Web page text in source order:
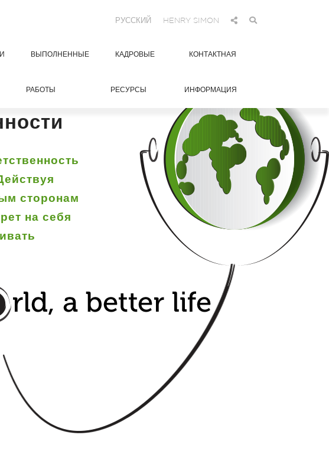
РУССКИЙ HENRY SIMON
ВЫПОЛНЕННЫЕ
РАБОТЫ
КАДРОВЫЕ
РЕСУРСЫ
КОНТАКТНАЯ
ИНФОРМАЦИЯ
сторонам
на себя